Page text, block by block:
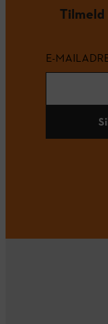
Tilmeld
E-